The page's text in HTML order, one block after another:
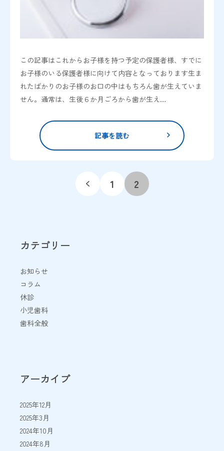
この記事はこれからお子様を持つ予定の保護者様、すでに
お子様のいる保護者様に向けて内容となっております生ま
れたばかりのお子様のお口の中はもちろん歯が生えていま
せん。通常は、生後６か月ごろから歯が生え…
記事を読む
1 2
カテゴリー
お知らせ
コラム
休診
小児歯科
歯科全般
アーカイブ
2025年12月
2025年3月
2024年10月
2024年8月